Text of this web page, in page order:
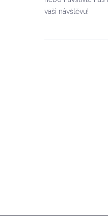
vaši návštěvu!